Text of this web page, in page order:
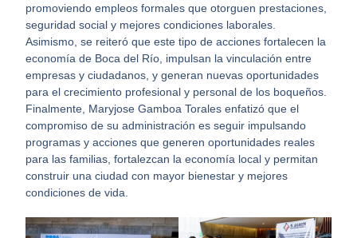
promoviendo empleos formales que otorguen prestaciones,
seguridad social y mejores condiciones laborales.
Asimismo, se reiteró que este tipo de acciones fortalecen la
economía de Boca del Río, impulsan la vinculación entre
empresas y ciudadanos, y generan nuevas oportunidades
para el crecimiento profesional y personal de los boqueños.
Finalmente, Maryjose Gamboa Torales enfatizó que el
compromiso de su administración es seguir impulsando
programas y acciones que generen oportunidades reales
para las familias, fortalezcan la economía local y permitan
construir una ciudad con mayor bienestar y mejores
condiciones de vida.